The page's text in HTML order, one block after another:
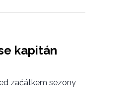
kapitán
začátkem sezony